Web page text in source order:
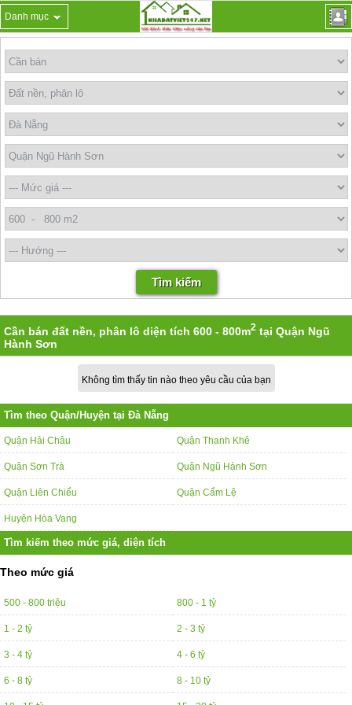
Danh mục
Cần bán đất nền, phân lô diện tích 600 - 800m2 tại Quận Ngũ
Hành Sơn
Không tìm thấy tin nào theo yêu cầu của bạn
Tìm theo Quận/Huyện tại Đà Nẵng
Quận Hải Châu Quận Thanh Khê
Quận Sơn Trà Quận Ngũ Hành Sơn
Quận Liên Chiểu Quận Cẩm Lệ
Huyện Hòa Vang
Tìm kiếm theo mức giá, diện tích
Theo mức giá
500 - 800 triệu 800 - 1 tỷ
1 - 2 tỷ 2 - 3 tỷ
3 - 4 tỷ 4 - 6 tỷ
6 - 8 tỷ 8 - 10 tỷ